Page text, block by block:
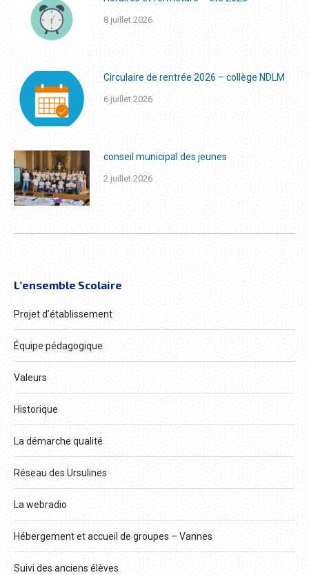
8 juillet 2026
Circulaire de rentrée 2026 – collège NDLM
6 juillet 2026
conseil municipal des jeunes
2 juillet 2026
L’ensemble Scolaire
Projet d’établissement
Équipe pédagogique
Valeurs
Historique
La démarche qualité
Réseau des Ursulines
La webradio
Hébergement et accueil de groupes – Vannes
Suivi des anciens élèves